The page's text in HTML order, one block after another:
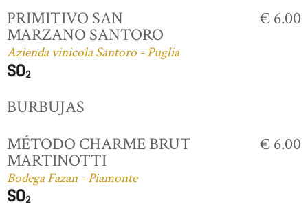
PRIMITIVO SAN
MARZANO SANTORO
Azienda vinicola Santoro - Puglia
€ 6.00
BURBUJAS
MÉTODO CHARME BRUT
MARTINOTTI
Bodega Fazan - Piamonte
€ 6.00